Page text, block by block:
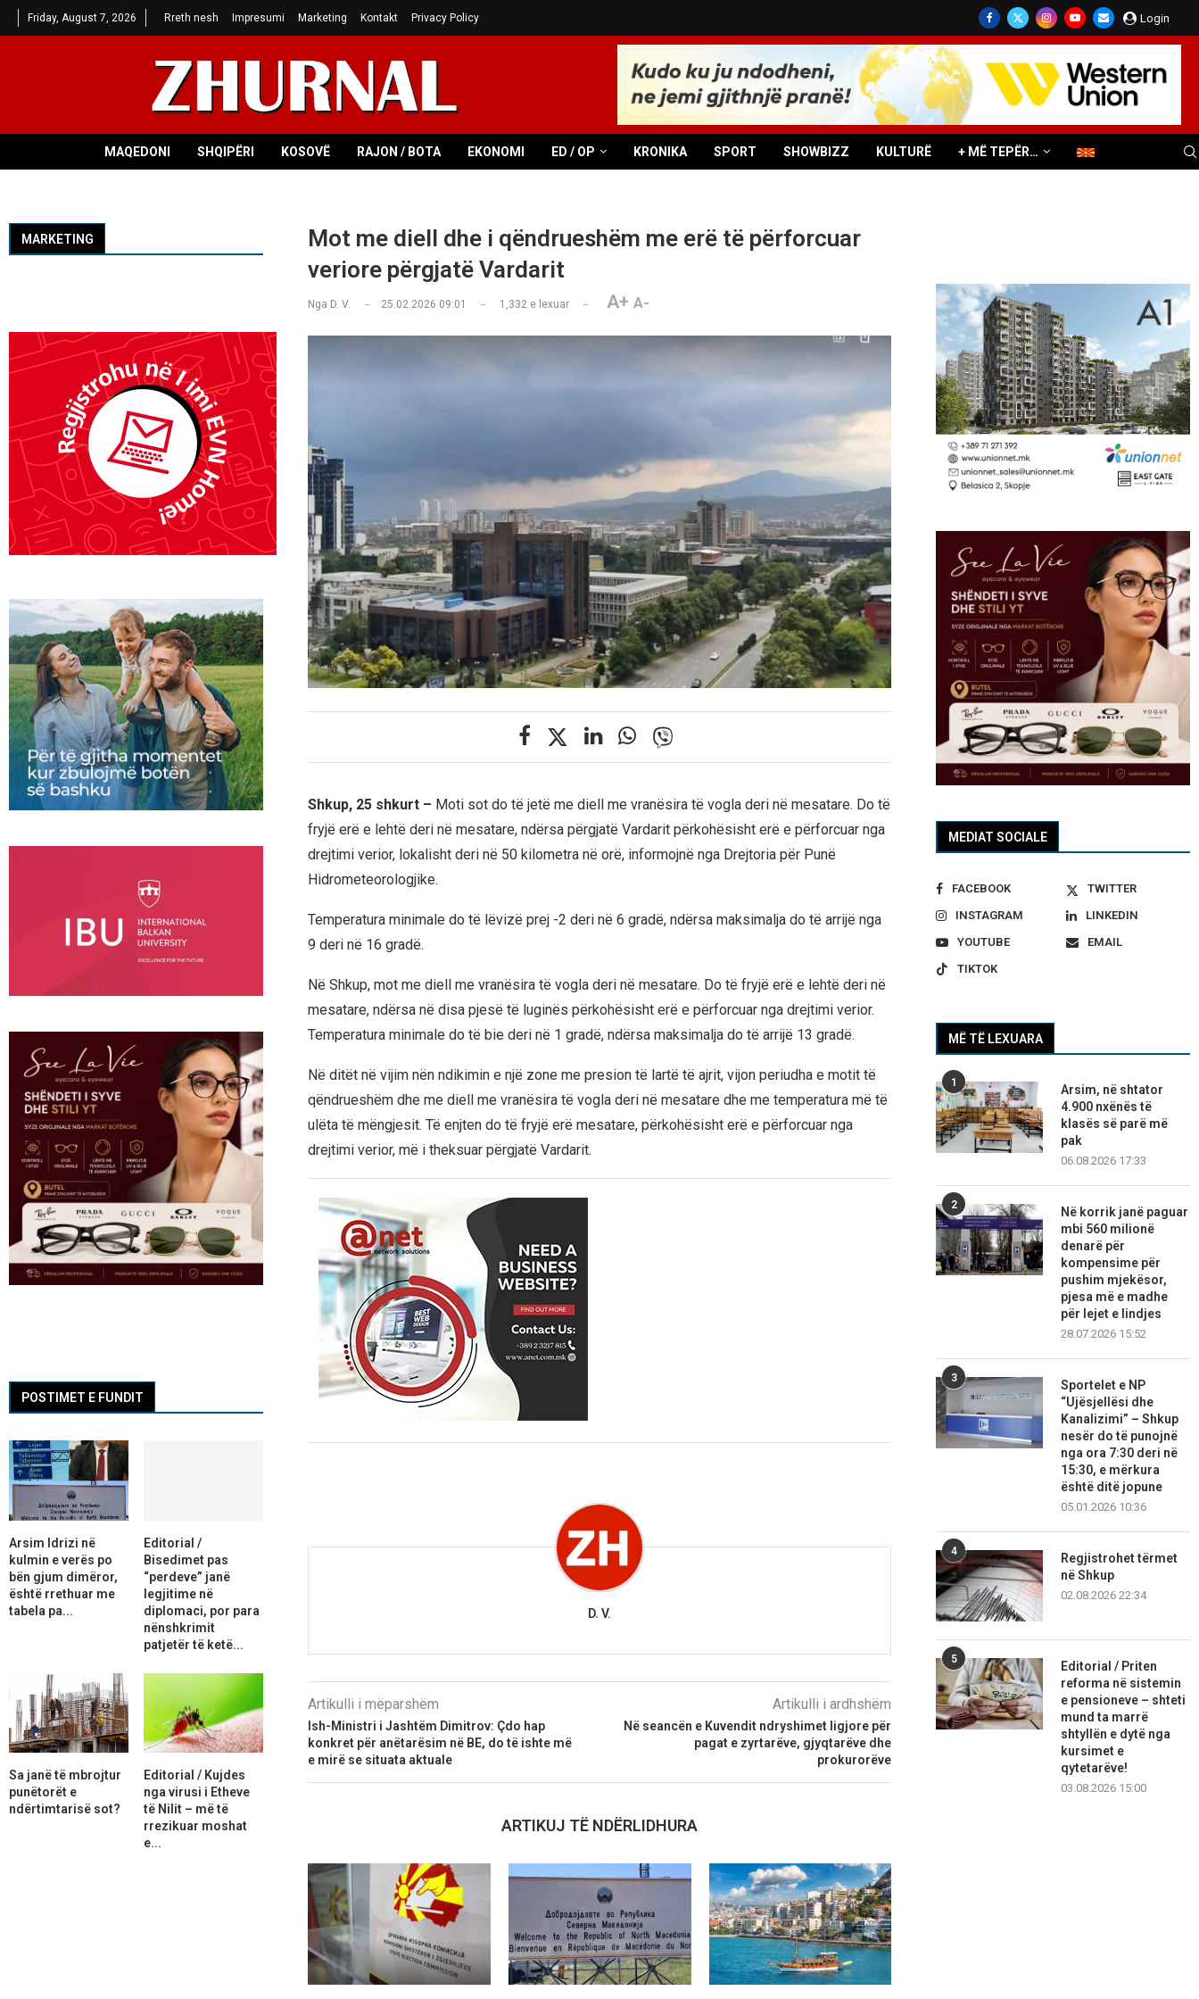
Friday, August 7, 2026 Rreth nesh Impresumi Marketing Kontakt Privacy Policy Login
MAQEDONI SHQIPËRI KOSOVË RAJON / BOTA EKONOMI ED / OP KRONIKA SPORT SHOWBIZZ KULTURË + MË TEPËR…
Mot me diell dhe i qëndrueshëm me erë të përforcuar
veriore përgjatë Vardarit
Nga D. V. 25.02.2026 09:01 1,332e lexuar A+ A-
Shkup, 25 shkurt – Moti sot do të jetë me diell me vranësira të vogla deri në mesatare. Do të
fryjë erë e lehtë deri në mesatare, ndërsa përgjatë Vardarit përkohësisht erë e përforcuar nga
drejtimi verior, lokalisht deri në 50 kilometra në orë, informojnë nga Drejtoria për Punë
Hidrometeorologjike.
Temperatura minimale do të lëvizë prej -2 deri në 6 gradë, ndërsa maksimalja do të arrijë nga
9 deri në 16 gradë.
Në Shkup, mot me diell me vranësira të vogla deri në mesatare. Do të fryjë erë e lehtë deri në
mesatare, ndërsa në disa pjesë të luginës përkohësisht erë e përforcuar nga drejtimi verior.
Temperatura minimale do të bie deri në 1 gradë, ndërsa maksimalja do të arrijë 13 gradë.
Në ditët në vijim nën ndikimin e një zone me presion të lartë të ajrit, vijon periudha e motit të
qëndrueshëm dhe me diell me vranësira të vogla deri në mesatare dhe me temperatura më të
ulëta të mëngjesit. Të enjten do të fryjë erë mesatare, përkohësisht erë e përforcuar nga
drejtimi verior, më i theksuar përgjatë Vardarit.
D. V.
Artikulli i mëparshëm
Ish-Ministri i Jashtëm Dimitrov: Çdo hap
konkret për anëtarësim në BE, do të ishte më
e mirë se situata aktuale
Artikulli i ardhshëm
Në seancën e Kuvendit ndryshimet ligjore për
pagat e zyrtarëve, gjyqtarëve dhe
prokurorëve
ARTIKUJ TË NDËRLIDHURA
MEDIAT SOCIALE
FACEBOOK
TWITTER
INSTAGRAM
LINKEDIN
YOUTUBE
EMAIL
TIKTOK
MË TË LEXUARA
1
Arsim, në shtator
4.900 nxënës të
klasës së parë më
pak
06.08.2026 17:33
2
Në korrik janë paguar
mbi 560 milionë
denarë për
kompensime për
pushim mjekësor,
pjesa më e madhe
për lejet e lindjes
28.07.2026 15:52
3
Sportelet e NP
“Ujësjellësi dhe
Kanalizimi” – Shkup
nesër do të punojnë
nga ora 7:30 deri në
15:30, e mërkura
është ditë jopune
05.01.2026 10:36
4
Regjistrohet tërmet
në Shkup
02.08.2026 22:34
5
Editorial / Priten
reforma në sistemin
e pensioneve – shteti
mund ta marrë
shtyllën e dytë nga
kursimet e
qytetarëve!
03.08.2026 15:00
MARKETING
POSTIMET E FUNDIT
Arsim Idrizi në
kulmin e verës po
bën gjum dimëror,
është rrethuar me
tabela pa...
Editorial /
Bisedimet pas
“perdeve” janë
legjitime në
diplomaci, por para
nënshkrimit
patjetër të ketë...
Sa janë të mbrojtur
punëtorët e
ndërtimtarisë sot?
Editorial / Kujdes
nga virusi i Etheve
të Nilit – më të
rrezikuar moshat
e...